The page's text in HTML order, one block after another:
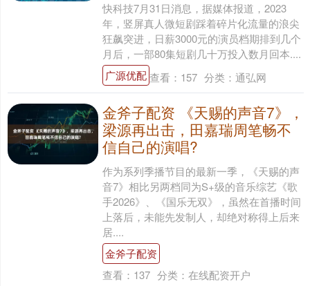
快科技7月31日消息，据媒体报道，2023
年，竖屏真人微短剧踩着碎片化流量的浪尖
狂飙突进，日薪3000元的演员档期排到几个
月后，一部80集短剧几十万投入数月回本....
广源优配查看： 157 分类： 通弘网
金斧子配资 《天赐的声音7》，
梁源再出击，田嘉瑞周笔畅不
信自己的演唱?
作为系列季播节目的最新一季，《天赐的声
音7》相比另两档同为S+级的音乐综艺《歌
手2026》、《国乐无双》，虽然在首播时间
上落后，未能先发制人，却绝对称得上后来
居....
金斧子配资
查看： 137 分类： 在线配资开户